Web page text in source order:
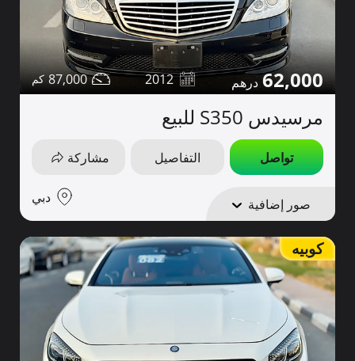
62,000
2012
87,000
مرسيدس S350 للبيع
تواصل التفاصيل مشاركة
صور إضافية دبي
كوبيه